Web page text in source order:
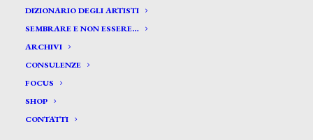
DIZIONARIO DEGLI ARTISTI
SEMBRARE E NON ESSERE…
ARCHIVI
CONSULENZE
FOCUS
SHOP
CONTATTI
Danielli Bassano